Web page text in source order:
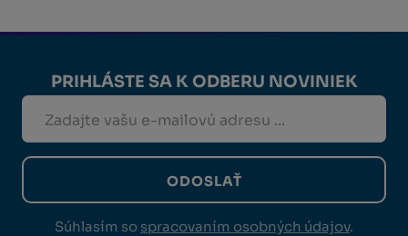
PRIHLÁSTE SA K ODBERU NOVINIEK
ODOSLAŤ
Súhlasím so spracovaním osobných údajov.